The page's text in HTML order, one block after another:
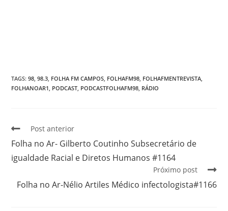
TAGS:98 98.3 FOLHA FM CAMPOS FOLHAFM98 FOLHAFMENTREVISTA
FOLHANOAR1 PODCAST PODCASTFOLHAFM98 RÁDIO
Post anterior
Folha no Ar- Gilberto Coutinho Subsecretário de
igualdade Racial e Diretos Humanos #1164
Próximo post
Folha no Ar-Nélio Artiles Médico infectologista#1166